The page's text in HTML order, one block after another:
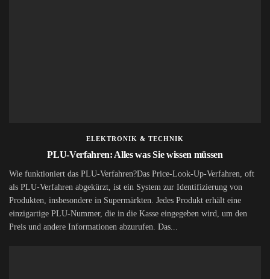
ELEKTRONIK & TECHNIK
PLU-Verfahren: Alles was Sie wissen müssen
Wie funktioniert das PLU-Verfahren?Das Price-Look-Up-Verfahren, oft
als PLU-Verfahren abgekürzt, ist ein System zur Identifizierung von
Produkten, insbesondere in Supermärkten. Jedes Produkt erhält eine
einzigartige PLU-Nummer, die in die Kasse eingegeben wird, um den
Preis und andere Informationen abzurufen. Das...